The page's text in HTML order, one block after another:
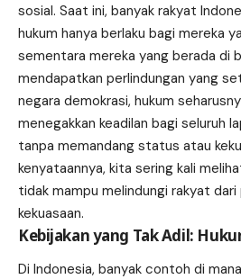
sosial. Saat ini, banyak rakyat
hukum hanya berlaku bagi mereka
sementara mereka yang berada di
mendapatkan perlindungan yang
negara demokrasi, hukum
menegakkan keadilan bagi seluruh
tanpa memandang status atau
kenyataannya, kita sering kali
tidak mampu melindungi rakyat dari
kekuasaan.
Kebijakan yang Tak Adil:
Di Indonesia, banyak contoh di